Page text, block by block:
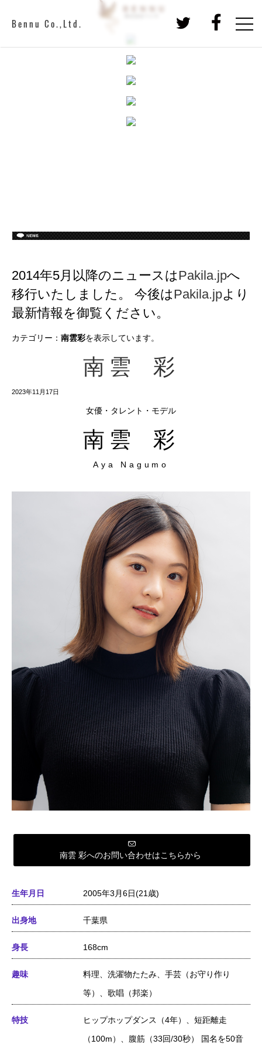
Bennu Co.,Ltd.
2014年5月以降のニュースはPakila.jpへ
移行いたしました。 今後はPakila.jpより
最新情報を御覧ください。
カテゴリー： 南雲彩を表示しています。
南雲 彩
2023年11月17日
女優・タレント・モデル
南雲 彩
Aya Nagumo
南雲 彩へのお問い合わせはこちらから
生年月日 2005年3月6日(21歳)
出身地 千葉県
身長 168cm
趣味
料理、洗濯物たたみ、手芸（お守り作り
等）、歌唱（邦楽）
特技
ヒップホップダンス（4年）、短距離走
（100m）、腹筋（33回/30秒） 国名を50音